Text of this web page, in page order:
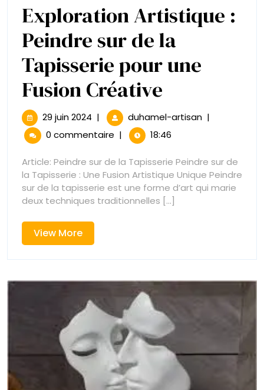
Exploration Artistique :
Peindre sur de la
Tapisserie pour une
Fusion Créative
Artistique
:
Peindre
sur
de
Tapisserie
pour
une
Fusion
Créative
29 juin 2024 29
juin
2024
| duhamel-artisanExploration
sur
de
la
Créative
|
0 commentaire | 18:46
Article: Peindre sur de la Tapisserie Peindre sur de
la Tapisserie : Une Fusion Artistique Unique Peindre
sur de la tapisserie est une forme d’art qui marie
deux techniques traditionnelles [...]
View MoreView
More